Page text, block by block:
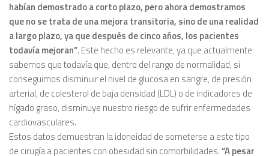
habían demostrado a corto plazo, pero ahora demostramos
que no se trata de una mejora transitoria, sino de una realidad
a largo plazo, ya que después de cinco años, los pacientes
todavía mejoran”. Este hecho es relevante, ya que actualmente
sabemos que todavía que, dentro del rango de normalidad, si
conseguimos disminuir el nivel de glucosa en sangre, de presión
arterial, de colesterol de baja densidad (LDL) o de indicadores de
hígado graso, disminuye nuestro riesgo de sufrir enfermedades
cardiovasculares.
Estos datos demuestran la idoneidad de someterse a este tipo
de cirugía a pacientes con obesidad sin comorbilidades.“A pesar